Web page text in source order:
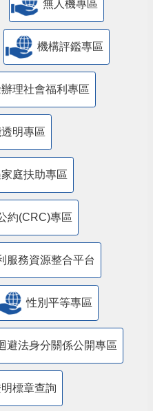
無人機專區
機構評鑑專區
理社會福利專區
明專區
庭扶助專區
約(CRC)專區
服務資源整合平台
性別平等專區
避法身分關係公開專區
標章查詢